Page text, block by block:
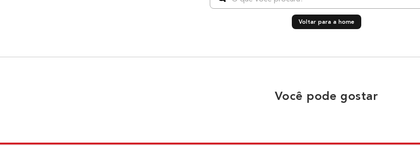
Voltar para a home
Você pode gostar